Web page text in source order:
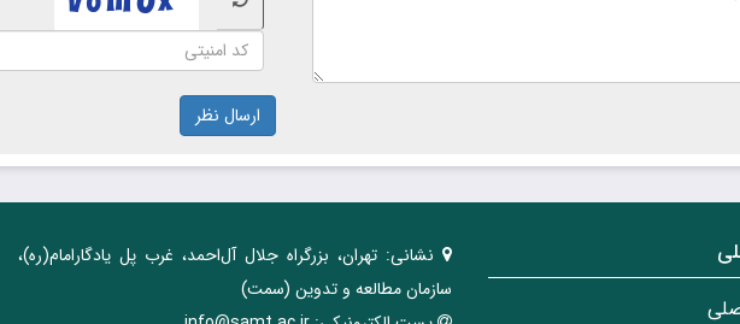
ارسال نظر
نشانی: تهران، ‌بزرگراه ‌جلال آل‌احمد، غرب پل يادگار‌امام(ره)‌،
سازمان مطالعه و تدوین‌ (سمت)